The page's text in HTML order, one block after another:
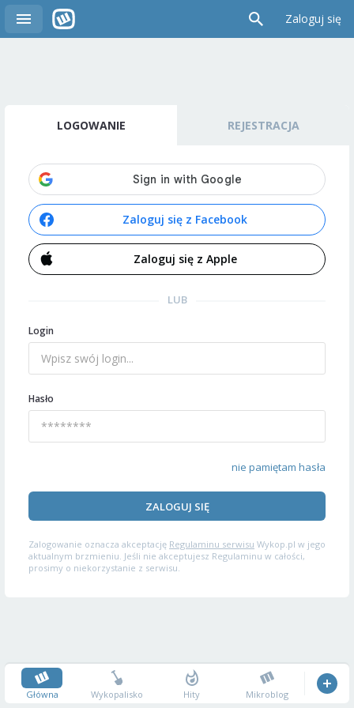
Zaloguj się
LOGOWANIE REJESTRACJA
Zaloguj się z Facebook
Zaloguj się z Apple
LUB
Login
Hasło
nie pamiętam hasła
ZALOGUJ SIĘ
Zalogowanie oznacza akceptację Regulaminu serwisu Wykop.pl w jego
aktualnym brzmieniu. Jeśli nie akceptujesz Regulaminu w całości,
prosimy o niekorzystanie z serwisu.
Główna Wykopalisko Hity Mikroblog